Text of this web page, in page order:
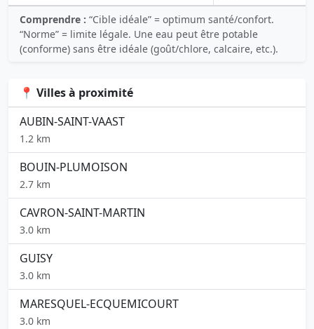
Comprendre : “Cible idéale” = optimum santé/confort.
“Norme” = limite légale. Une eau peut être potable
(conforme) sans être idéale (goût/chlore, calcaire, etc.).
📍 Villes à proximité
AUBIN-SAINT-VAAST
1.2 km
BOUIN-PLUMOISON
2.7 km
CAVRON-SAINT-MARTIN
3.0 km
GUISY
3.0 km
MARESQUEL-ECQUEMICOURT
3.0 km